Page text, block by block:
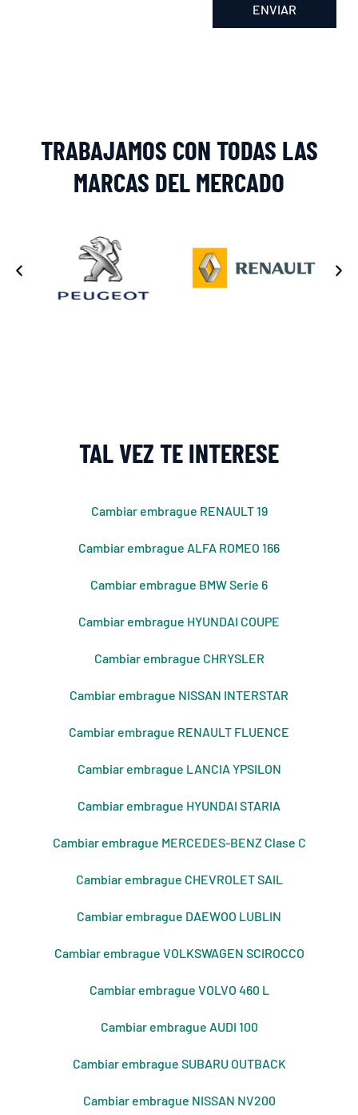
ENVIAR
TRABAJAMOS CON TODAS LAS
MARCAS DEL MERCADO
TAL VEZ TE INTERESE
Cambiar embrague RENAULT 19
Cambiar embrague ALFA ROMEO 166
Cambiar embrague BMW Serie 6
Cambiar embrague HYUNDAI COUPE
Cambiar embrague CHRYSLER
Cambiar embrague NISSAN INTERSTAR
Cambiar embrague RENAULT FLUENCE
Cambiar embrague LANCIA YPSILON
Cambiar embrague HYUNDAI STARIA
Cambiar embrague MERCEDES-BENZ Clase C
Cambiar embrague CHEVROLET SAIL
Cambiar embrague DAEWOO LUBLIN
Cambiar embrague VOLKSWAGEN SCIROCCO
Cambiar embrague VOLVO 460 L
Cambiar embrague AUDI 100
Cambiar embrague SUBARU OUTBACK
Cambiar embrague NISSAN NV200